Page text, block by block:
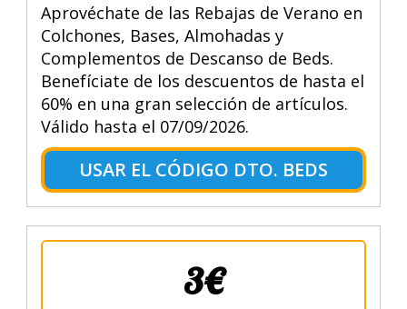
Aprovéchate de las Rebajas de Verano en
Colchones, Bases, Almohadas y
Complementos de Descanso de Beds.
Benefíciate de los descuentos de hasta el
60% en una gran selección de artículos.
Válido hasta el 07/09/2026.
USAR EL CÓDIGO DTO. BEDS
3€